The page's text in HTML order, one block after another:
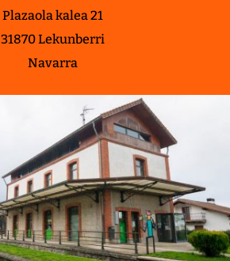
Plazaola kalea 21
31870 Lekunberri
Navarra